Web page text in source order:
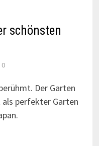
schönsten
0
Der Garten
perfekter Garten